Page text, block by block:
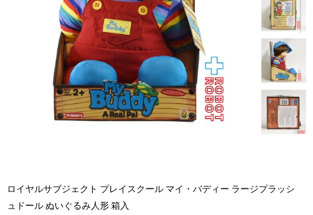
ロイヤルサブジェクト プレイスクール マイ・バディー ラージプラッシ
ュドール ぬいぐるみ人形 箱入